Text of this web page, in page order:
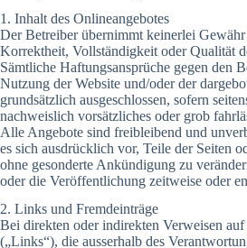
1. Inhalt des Onlineangebotes
Der Betreiber übernimmt keinerlei
Korrektheit, Vollständigkeit oder Qualität
Sämtliche Haftungsansprüche gegen den
Nutzung der Website und/oder der
grundsätzlich ausgeschlossen, sofern
nachweislich vorsätzliches oder grob
Alle Angebote sind freibleibend und
es sich ausdrücklich vor, Teile der Seiten
ohne gesonderte Ankündigung zu
oder die Veröffentlichung zeitweise oder
2. Links und Fremdeinträge
Bei direkten oder indirekten Verweisen auf
(„Links“), die ausserhalb des